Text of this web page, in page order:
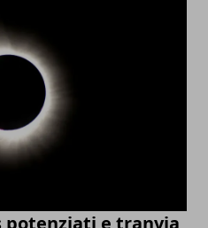
potenziati e tranvia